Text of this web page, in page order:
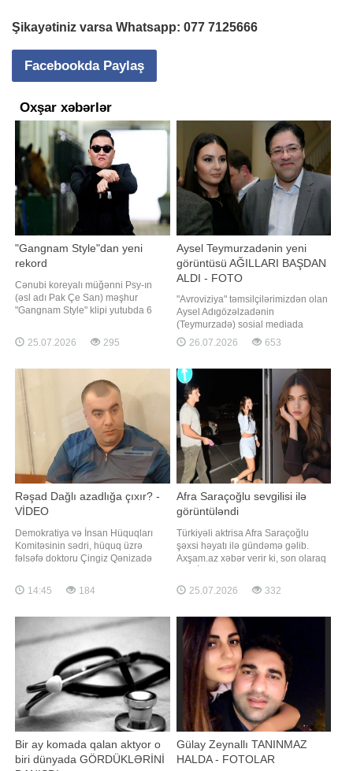
Şikayətiniz varsa Whatsapp: 077 7125666
Facebookda Paylaş
Oxşar xəbərlər
"Gangnam Style"dan yeni
rekord
Cənubi koreyalı müğənni Psy-ın
(əsl adı Pak Çe San) məşhur
"Gangnam Style" klipi yutubda 6
Axşam.az xəbər verir ki, bu barədə
"Billboard" məlumat yayıb. 2012-ci
çatan ilk K-pop videosu olub.
Rejissoru Ço Su Hyon ola
25.07.2026 295
Aysel Teymurzadənin yeni
görüntüsü AĞILLARI BAŞDAN
ALDI - FOTO
"Avroviziya" təmsilçilərimizdən olan
Aysel Adıgözəlzadənin
(Teymurzadə) sosial mediada
paylaşımı ilə maraq doğurub. xəbər
verir ki, ifaçı yeni görüntülərini
Aysel dərin yarıqlı ağ libasda göz
oxşayıb. Zərifliyi və gözəlliyi ilə
diqqət çəkən sənətçinin paylaşımın
26.07.2026 653
Rəşad Dağlı azadlığa çıxır? -
VİDEO
Demokratiya və İnsan Hüquqları
Komitəsinin sədri, hüquq üzrə
fəlsəfə doktoru Çingiz Qənizadə
olunması ilə bağlı səslənən fikirlərə
münasibət bildirib. xəbər verir ki, o,
Cəfəroğlunun açıqlamalarının tam
başa düşülmədiyini deyərək qeyd
edib ki, Əfv Məsələlər
14:45 184
Afra Saraçoğlu sevgilisi ilə
görüntüləndi
Türkiyəli aktrisa Afra Saraçoğlu
şəxsi həyatı ilə gündəmə gəlib.
Axşam.az xəbər verir ki, son olaraq
sevgilisi Poyraz Yosmaoğlu ilə
birlikdə kameralara tuş gəlib.
birlikdə keçirdikdən sonra geri
qayıdarkən görüntülənib. Poyra
25.07.2026 332
Bir ay komada qalan aktyor o
biri dünyada GÖRDÜKLƏRİNİ
Gülay Zeynallı TANINMAZ
HALDA - FOTOLAR